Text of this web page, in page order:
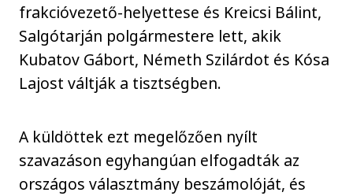
frakcióvezető-helyettese és Kreicsi Bálint,
Salgótarján polgármestere lett, akik
Kubatov Gábort, Németh Szilárdot és Kósa
Lajost váltják a tisztségben.
A küldöttek ezt megelőzően nyílt
szavazáson egyhangúan elfogadták az
országos választmány beszámolóját, és